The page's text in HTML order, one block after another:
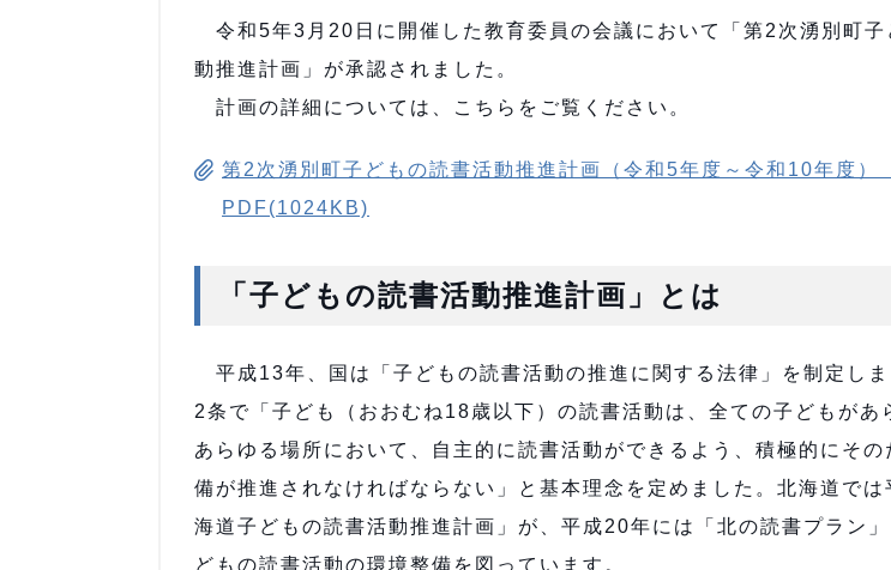
令和5年3月20日に開催した教育委員の会議において「第2次湧別町子
動推進計画」が承認されました。
計画の詳細については、こちらをご覧ください。
第2次湧別町子どもの読書活動推進計画（令和5年度～令和10年度）
PDF(1024KB)
「子どもの読書活動推進計画」とは
平成13年、国は「子どもの読書活動の推進に関する法律」を制定し
2条で「子ども（おおむね18歳以下）の読書活動は、全ての子どもがあ
あらゆる場所において、自主的に読書活動ができるよう、積極的にその
備が推進されなければならない」と基本理念を定めました。北海道で
海道子どもの読書活動推進計画」が、平成20年には「北の読書プラン
どもの読書活動の環境整備を図っています。